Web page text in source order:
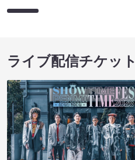
ライブ配信チケット